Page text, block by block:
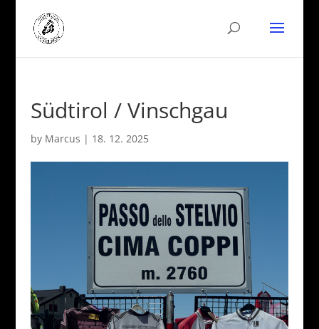
Südtirol / Vinschgau
by Marcus | 18. 12. 2025